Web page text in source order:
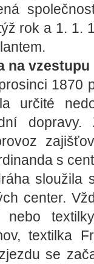
rok a 1. 1.
na vzestupu
1870
určité
dopravy.
s
sloužila
center.
nebo
textilka
se